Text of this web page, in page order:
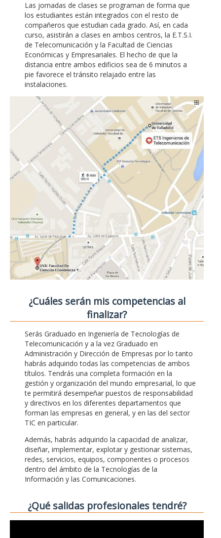
Las jornadas de clases se programan de forma que
los estudiantes están integrados con el resto de
compañeros que estudian cada grado. Así, en cada
curso, asistirán a clases en ambos centros, la E.T.S.I.
de Telecomunicación y la Facultad de Ciencias
Económicas y Empresariales. El hecho de que la
distancia entre ambos edificios sea de 6 minutos a
pie favorece el tránsito relajado entre las
instalaciones.
¿Cuáles serán mis competencias al
finalizar?
Serás Graduado en Ingeniería de Tecnologías de
Telecomunicación y a la vez Graduado en
Administración y Dirección de Empresas por lo tanto
habrás adquirido todas las competencias de ambos
títulos. Tendrás una completa formación en la
gestión y organización del mundo empresarial, lo que
te permitirá desempeñar puestos de responsabilidad
y directivos en los diferentes departamentos que
forman las empresas en general, y en las del sector
TIC en particular.
Además, habrás adquirido la capacidad de analizar,
diseñar, implementar, explotar y gestionar sistemas,
redes, servicios, equipos, componentes o procesos
dentro del ámbito de la Tecnologías de la
Información y las Comunicaciones.
¿Qué salidas profesionales tendré?